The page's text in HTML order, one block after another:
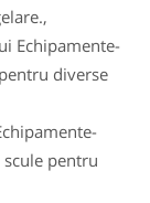
Echipamente-
diverse
pentru